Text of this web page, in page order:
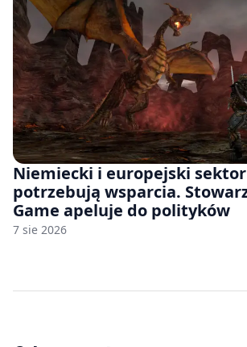
Niemiecki i europejski
potrzebują wsparcia.
Game apeluje do polityków
7 sie 2026